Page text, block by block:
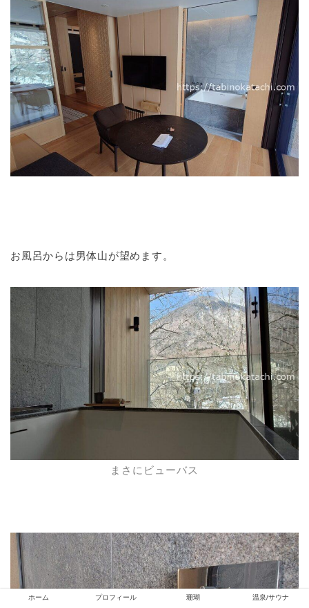
お風呂からは男体山が望めます。
まさにビューバス
ホーム プロフィール 珊瑚 温泉/サウナ